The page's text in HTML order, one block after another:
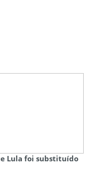
Lula foi substituído